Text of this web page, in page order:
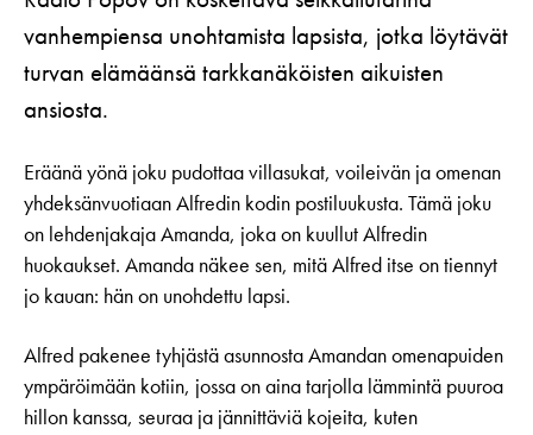
vanhempiensa unohtamista lapsista, jotka löytävät
turvan elämäänsä tarkkanäköisten aikuisten
ansiosta.
Eräänä yönä joku pudottaa villasukat, voileivän ja omenan
yhdeksänvuotiaan Alfredin kodin postiluukusta. Tämä joku
on lehdenjakaja Amanda, joka on kuullut Alfredin
huokaukset. Amanda näkee sen, mitä Alfred itse on tiennyt
jo kauan: hän on unohdettu lapsi.
Alfred pakenee tyhjästä asunnosta Amandan omenapuiden
ympäröimään kotiin, jossa on aina tarjolla lämmintä puuroa
hillon kanssa, seuraa ja jännittäviä kojeita, kuten